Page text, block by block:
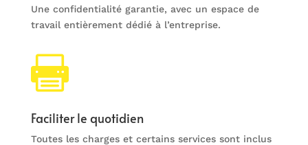
Une confidentialité garantie, avec un espace de
travail entièrement dédié à l’entreprise.

Faciliter le quotidien
Toutes les charges et certains services sont inclus